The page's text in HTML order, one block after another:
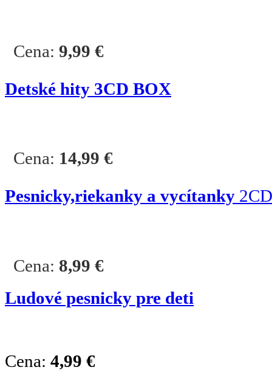
Cena: 9,99 €
Detské hity 3CD BOX
Cena: 14,99 €
Pesnicky,riekanky a vycítanky
Cena: 8,99 €
Ludové pesnicky pre deti
Cena: 4,99 €